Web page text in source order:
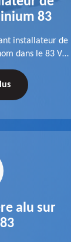
83
installateur de
dans le 83 Var.
performantes,
vos attentes.
alu sur